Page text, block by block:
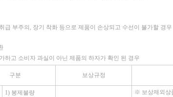
급 부주의, 장기 착화 등으로 제품이 손상되고 수선이 불가할 경우
하고 소비자 과실이 아닌 제품의 하자가 확인 된 경우
구분 보상규정
1) 봉제불량
※ 보상제외상